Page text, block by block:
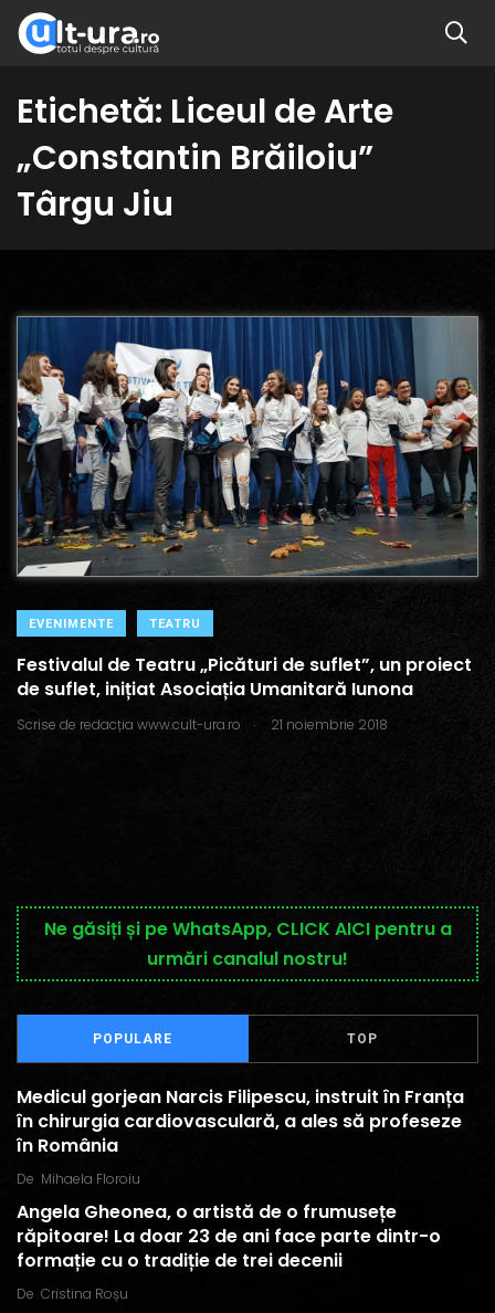
Etichetă: Liceul de Arte
„Constantin Brăiloiu”
Târgu Jiu
EVENIMENTE TEATRU
Festivalul de Teatru „Picături de suflet”, un proiect
de suflet, inițiat Asociația Umanitară Iunona
Scrise de redacția www.cult-ura.ro . 21 noiembrie 2018
Ne găsiți și pe WhatsApp, CLICK AICI pentru a
urmări canalul nostru!
POPULARE TOP
Medicul gorjean Narcis Filipescu, instruit în Franța
în chirurgia cardiovasculară, a ales să profeseze
în România
De Mihaela Floroiu
Angela Gheonea, o artistă de o frumusețe
răpitoare! La doar 23 de ani face parte dintr-o
formație cu o tradiție de trei decenii
De Cristina Roșu